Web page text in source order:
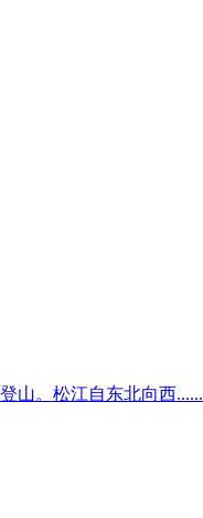
山。松江自东北向西......